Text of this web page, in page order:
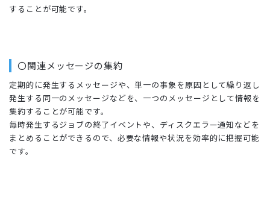
することが可能です。
〇関連メッセージの集約
定期的に発生するメッセージや、単一の事象を原因として繰り返し
発生する同一のメッセージなどを、一つのメッセージとして情報を
集約することが可能です。
毎時発生するジョブの終了イベントや、ディスクエラー通知などを
まとめることができるので、必要な情報や状況を効率的に把握可能
です。